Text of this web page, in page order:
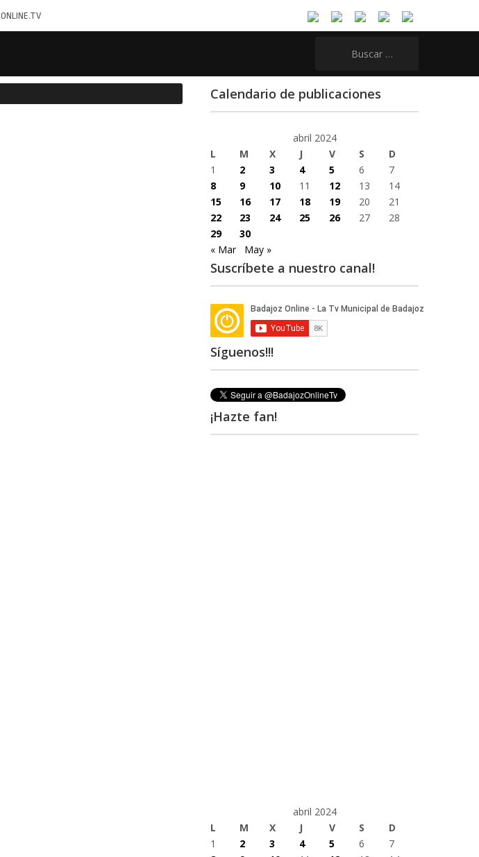
Calendario de publicaciones
abril 2024
L
M X J V S
D
1
2 3 4 5 6
7
8
9 10 11 12 13
14
15
16 17 18 19 20
21
22
23 24 25 26 27
28
29
30
« Mar
May »
Suscríbete a nuestro canal!
Síguenos!!!
¡Hazte fan!
abril 2024
L
M X J V S
D
1
2 3 4 5 6
7